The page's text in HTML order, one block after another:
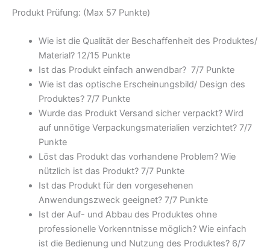
Produkt Prüfung: (Max 57 Punkte)
Wie ist die Qualität der Beschaffenheit des Produktes/
Material? 12/15 Punkte
Ist das Produkt einfach anwendbar? 7/7 Punkte
Wie ist das optische Erscheinungsbild/ Design des
Produktes? 7/7 Punkte
Wurde das Produkt Versand sicher verpackt? Wird
auf unnötige Verpackungsmaterialien verzichtet? 7/7
Punkte
Löst das Produkt das vorhandene Problem? Wie
nützlich ist das Produkt? 7/7 Punkte
Ist das Produkt für den vorgesehenen
Anwendungszweck geeignet? 7/7 Punkte
Ist der Auf- und Abbau des Produktes ohne
professionelle Vorkenntnisse möglich? Wie einfach
ist die Bedienung und Nutzung des Produktes? 6/7